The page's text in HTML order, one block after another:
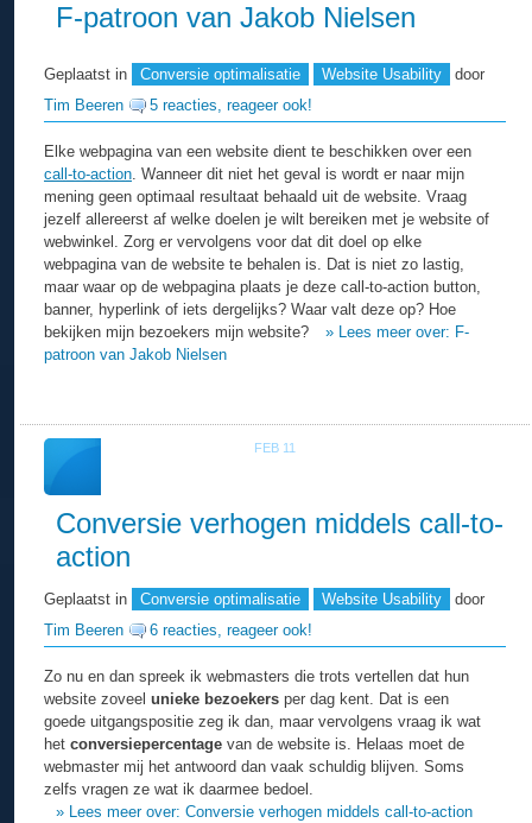
F-patroon van Jakob Nielsen
Geplaatst in Conversie optimalisatie Website Usability
door
Tim Beeren
5 reacties, reageer ook!
Elke webpagina van een website dient te beschikken over een
call-to-action. Wanneer dit niet het geval is wordt er naar mijn
mening geen optimaal resultaat behaald uit de website. Vraag
jezelf allereerst af welke doelen je wilt bereiken met je website of
webwinkel. Zorg er vervolgens voor dat dit doel op elke
webpagina van de website te behalen is. Dat is niet zo lastig,
maar waar op de webpagina plaats je deze call-to-action button,
banner, hyperlink of iets dergelijks? Waar valt deze op? Hoe
bekijken mijn bezoekers mijn website?
» Lees meer over: F-
patroon van Jakob Nielsen
FEB 11
Conversie verhogen middels call-to-
action
Geplaatst in Conversie optimalisatie Website Usability
door
Tim Beeren
6 reacties, reageer ook!
Zo nu en dan spreek ik webmasters die trots vertellen dat hun
website zoveel unieke bezoekers per dag kent. Dat is een
goede uitgangspositie zeg ik dan, maar vervolgens vraag ik wat
het conversiepercentage van de website is. Helaas moet de
webmaster mij het antwoord dan vaak schuldig blijven. Soms
zelfs vragen ze wat ik daarmee bedoel.
» Lees meer over: Conversie verhogen middels call-to-action